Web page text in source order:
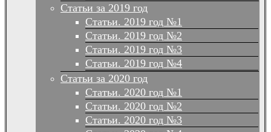
Статьи за 2019 год
Статьи. 2019 год №1
Статьи. 2019 год №2
Статьи. 2019 год №3
Статьи. 2019 год №4
Статьи за 2020 год
Статьи. 2020 год №1
Статьи. 2020 год №2
Статьи. 2020 год №3